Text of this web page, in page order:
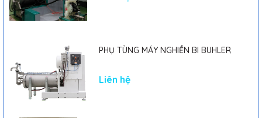
PHỤ TÙNG MÁY NGHIỀN BI BUHLER
Liên hệ